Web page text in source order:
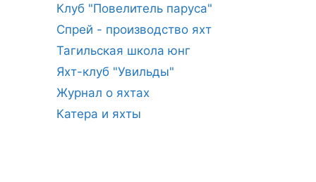
Клуб "Повелитель паруса"
Спрей - производство яхт
Тагильская школа юнг
Яхт-клуб "Увильды"
Журнал о яхтах
Катера и яхты